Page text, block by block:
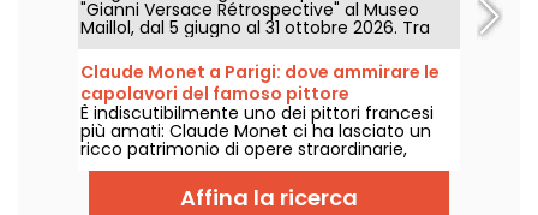
"Gianni Versace Rétrospective" al Museo
Maillol, dal 5 giugno al 31 ottobre 2026. Tra
barocco e overdose di stampe, la mostra di
moda retrò promette colori e stravaganza,
all'altezza della leggenda.
Claude Monet a Parigi: dove ammirare le
capolavori del famoso pittore
impressionista nella capitale?
È indiscutibilmente uno dei pittori francesi
più amati: Claude Monet ci ha lasciato un
ricco patrimonio di opere straordinarie,
molte delle quali sono esposte nei musei di
Parigi. Seguite la guida!Affina la ricerca